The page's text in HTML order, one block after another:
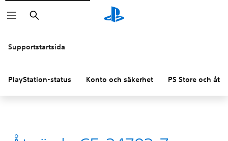
Sök
Supportstartsida
PlayStation-status Konto och säkerhet PS Store och